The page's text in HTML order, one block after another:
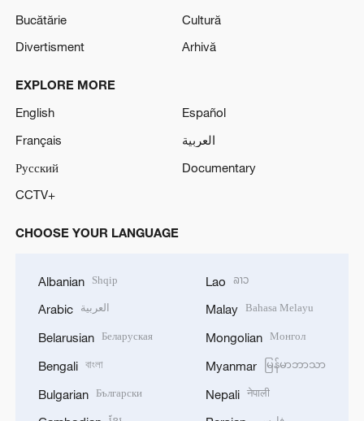
Bucătărie
Cultură
Divertisment
Arhivă
EXPLORE MORE
English
Español
Français
العربية
Русский
Documentary
CCTV+
CHOOSE YOUR LANGUAGE
Albanian Shqip
Arabic العربية
Belarusian Беларуская
Bengali বাংলা
Bulgarian Български
Lao ລາວ
Malay Bahasa Melayu
Mongolian Монгол
Myanmar မြန်မာဘာသာ
Nepali नेपाली